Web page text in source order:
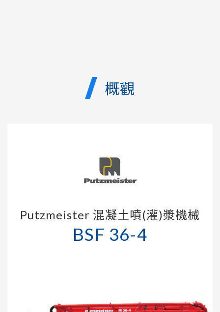
概觀
Putzmeister 混凝土噴(灌)漿機械
BSF 36-4